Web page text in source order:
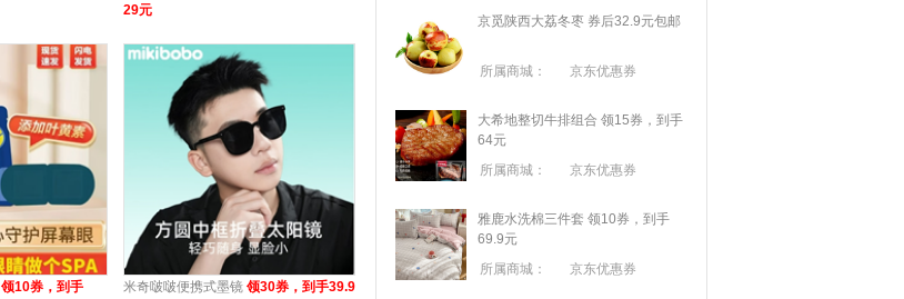
29元
领10券，到手
米奇啵啵便携式墨镜 领30券，到手39.9
京觅陕西大荔冬枣 券后32.9元包邮
所属商城： 京东优惠券
大希地整切牛排组合 领15券，到手
64元
所属商城：
京东优惠券
雅鹿水洗棉三件套 领10券，到手
69.9元
所属商城：
京东优惠券